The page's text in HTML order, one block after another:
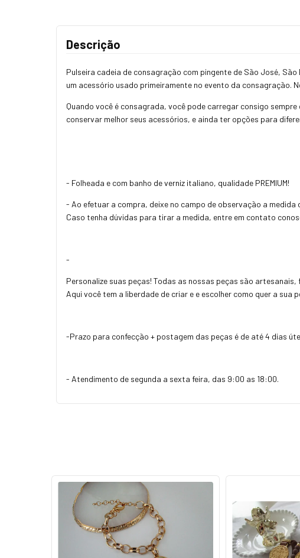
Descrição
Pulseira cadeia de consagração com pingente de São José,
um acessório usado primeiramente no evento da consagração.
Quando você é consagrada, você pode carregar consigo
conservar melhor seus acessórios, e ainda ter opções para
- Folheada e com banho de verniz italiano, qualidade PREMIUM!
- Ao efetuar a compra, deixe no campo de observação a
Caso tenha dúvidas para tirar a medida, entre em contato
-
Personalize suas peças! Todas as nossas peças são
Aqui você tem a liberdade de criar e e escolher como quer a
-Prazo para confecção + postagem das peças é de até 4 dias
- Atendimento de segunda a sexta feira, das 9:00 as 18:00.